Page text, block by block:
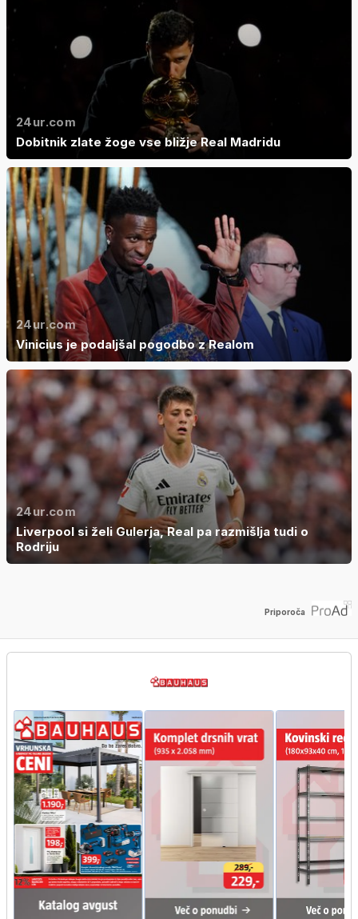
24ur.com
Dobitnik zlate žoge vse bližje Real Madridu
24ur.com
Vinicius je podaljšal pogodbo z Realom
24ur.com
Liverpool si želi Gulerja, Real pa razmišlja tudi o
Rodriju
Priporoča